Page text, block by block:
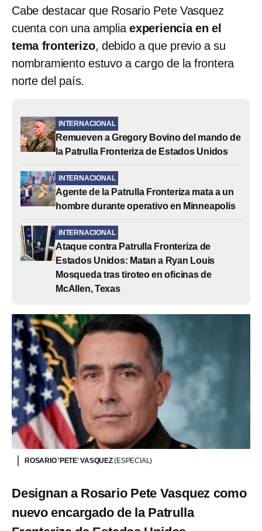
Cabe destacar que Rosario Pete Vasquez
cuenta con una ampliaexperiencia en el
tema fronterizo, debido a que previo a su
nombramiento estuvo a cargo de la frontera
norte del país.
INTERNACIONAL
Remueven a Gregory Bovino del mando de
la Patrulla Fronteriza de Estados Unidos
INTERNACIONAL
Agente de la Patrulla Fronteriza mata a un
hombre durante operativo en Minneapolis
INTERNACIONAL
Ataque contra Patrulla Fronteriza de
Estados Unidos: Matan a Ryan Louis
Mosqueda tras tiroteo en oficinas de
McAllen, Texas
ROSARIO 'PETE' VASQUEZ(ESPECIAL)
Designan a Rosario Pete Vasquez como
nuevo encargado de la Patrulla